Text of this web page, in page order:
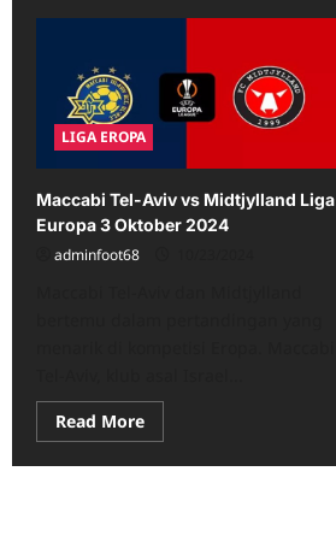
LIGA EROPA
Maccabi Tel-Aviv vs Midtjylland Liga
Europa 3 Oktober 2024
adminfoot68
Read MoreRead
more
Maccabi